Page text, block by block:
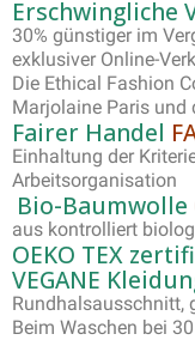
Erschwingliche
30% günstiger im
exklusiver Online-
Die Ethical Fashion
Marjolaine Paris und
Fairer Handel
Einhaltung der
Arbeitsorganisation
Bio-Baumwolle
aus kontrolliert
OEKO TEX
VEGANE
Rundhalsausschnitt,
Beim Waschen bei